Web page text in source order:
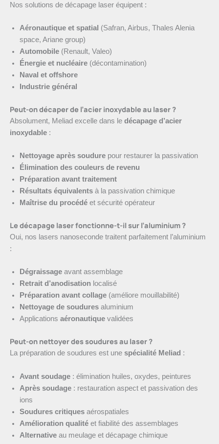
Nos solutions de décapage laser équipent :
Aéronautique et spatial (Safran, Airbus, Thales Alenia
space, Ariane group)
Automobile (Renault, Valeo)
Énergie et nucléaire (décontamination)
Naval et offshore
Industrie général
Peut-on décaper de l’acier inoxydable au laser ?
Absolument, Meliad excelle dans le décapage d’acier
inoxydable :
Nettoyage après soudure pour restaurer la passivation
Élimination des couleurs de revenu
Préparation avant traitement
Résultats équivalents à la passivation chimique
Maîtrise du procédé et sécurité opérateur
Le décapage laser fonctionne-t-il sur l’aluminium ?
Oui, nos lasers nanoseconde traitent parfaitement l’aluminium
:
Dégraissage avant assemblage
Retrait d’anodisation localisé
Préparation avant collage (améliore mouillabilité)
Nettoyage de soudures aluminium
Applications aéronautique validées
Peut-on nettoyer des soudures au laser ?
La préparation de soudures est une spécialité Meliad :
Avant soudage : élimination huiles, oxydes, peintures
Après soudage : restauration aspect et passivation des
ions
Soudures critiques aérospatiales
Amélioration qualité et fiabilité des assemblages
Alternative au meulage et décapage chimique